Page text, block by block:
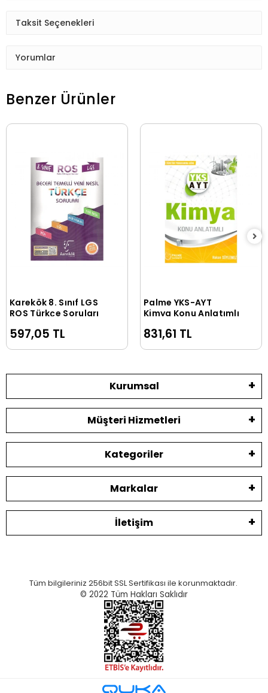
Taksit Seçenekleri
Yorumlar
Benzer Ürünler
Sepete Ekle
Karekök 8. Sınıf LGS
ROS Türkçe Soruları
597,05 TL
Sepete Ekle
Palme YKS-AYT
Kimya Konu Anlatımlı
831,61 TL
Kurumsal
Müşteri Hizmetleri
Kategoriler
Markalar
İletişim
Tüm bilgileriniz 256bit SSL Sertifikası ile korunmaktadır.
© 2022 Tüm Hakları Saklıdır